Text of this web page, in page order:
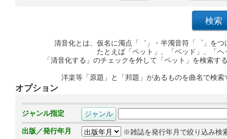
清音化とは、仮名に濁点「゛」・半濁音符「゜」を
たとえば「ペット」、「ベッド」、「
「清音化する」のチェックを外して「ペット」を検索
洋楽等「原題」と「邦題」があるものを曲名で検
オプション
ジャンル指定
出版／発行年月
※雑誌を発行年月で絞り込み検